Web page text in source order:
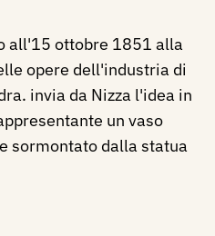
all'15 ottobre 1851 alla
opere dell'industria di
invia da Nizza l'idea in
un vaso
sormontato dalla statua